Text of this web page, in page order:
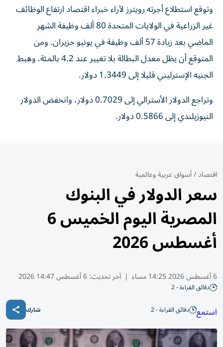
وتوقع استطلاع أجرته رويترز لآراء خبراء اقتصاد ارتفاع الوظائف
غير الزراعية في الولايات ⁠المتحدة 80 ألف وظيفة الشهر
الماضي بعد زيادة 57 ألف وظيفة ​في يونيو حزيران. ومن
المتوقع أن يظل معدل البطالة بلا تغيير عند 4.2 بالمئة. وهبط
الجنيه الإسترليني قليلا إلى 1.3449 دولار.
وتراجع الدولار الأسترالي إلى 0.7029 ⁠دولار، وانخفض الدولار
النيوزيلندي إلى 0.5866 دولار.
اقتصاد/أسواق عربية وعالمية
سعر الدولار في البنوك
المصرية اليوم الخميس 6
أغسطس 2026
6 أغسطس 2026 14:25 مساء | آخر تحديث:6 أغسطس 14:47 2026
دقائق القراءة - 2
استمع دقائق القراءة - 2 شارك